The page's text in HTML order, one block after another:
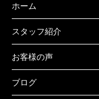
ホーム
スタッフ紹介
お客様の声
ブログ